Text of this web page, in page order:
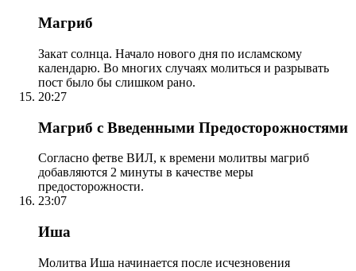
Магриб
Закат солнца. Начало нового дня по исламскому
календарю. Во многих случаях молиться и разрывать
пост было бы слишком рано.
20:27
Магриб с Введенными Предосторожностями
Согласно фетве ВИЛ, к времени молитвы магриб
добавляются 2 минуты в качестве меры
предосторожности.
23:07
Иша
Молитва Иша начинается после исчезновения